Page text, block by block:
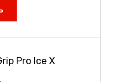
Pro Ice X